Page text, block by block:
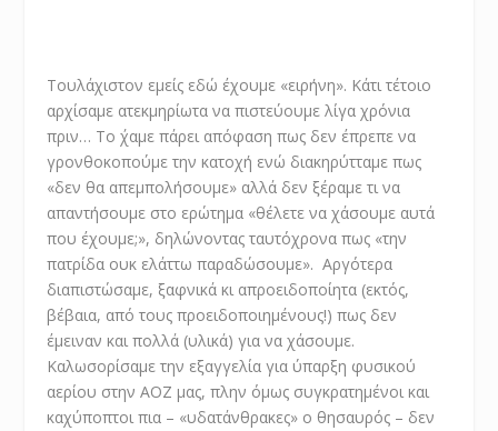
Τουλάχιστον εμείς εδώ έχουμε «ειρήνη». Κάτι τέτοιο
αρχίσαμε ατεκμηρίωτα να πιστεύουμε λίγα χρόνια
πριν… Το ΄χαμε πάρει απόφαση πως δεν έπρεπε να
γρονθοκοπούμε την κατοχή ενώ διακηρύτταμε πως
«δεν θα απεμπολήσουμε» αλλά δεν ξέραμε τι να
απαντήσουμε στο ερώτημα «θέλετε να χάσουμε αυτά
που έχουμε;», δηλώνοντας ταυτόχρονα πως «την
πατρίδα ουκ ελάττω παραδώσουμε». Αργότερα
διαπιστώσαμε, ξαφνικά κι απροειδοποίητα (εκτός,
βέβαια, από τους προειδοποιημένους!) πως δεν
έμειναν και πολλά (υλικά) για να χάσουμε.
Καλωσορίσαμε την εξαγγελία για ύπαρξη φυσικού
αερίου στην ΑΟΖ μας, πλην όμως συγκρατημένοι και
καχύποπτοι πια – «υδατάνθρακες» ο θησαυρός – δεν